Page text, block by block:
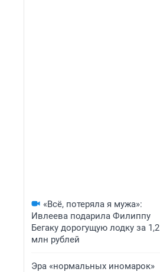
«Всё, потеряла я мужа»:
Ивлеева подарила Филиппу
Бегаку дорогущую лодку за 1,2
млн рублей
Эра «нормальных иномарок»